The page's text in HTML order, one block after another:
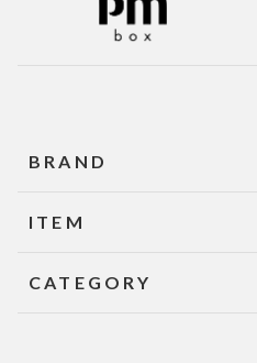
BRAND
ITEM
CATEGORY